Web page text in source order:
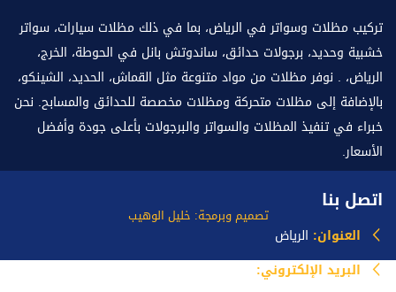
تركيب مظلات وسواتر في الرياض، بما في ذلك مظلات سيارات، سواتر
خشبية وحديد، برجولات حدائق، ساندوتش بانل في الحوطة، الخرج،
الرياض، . نوفر مظلات من مواد متنوعة مثل القماش، الحديد، الشينكو،
بالإضافة إلى مظلات متحركة ومظلات مخصصة للحدائق والمسابح. نحن
خبراء في تنفيذ المظلات والسواتر والبرجولات بأعلى جودة وأفضل
الأسعار.
اتصل بنا
العنوان: الرياض
البريد الإلكتروني:
تصميم وبرمجة: خليل الوهيب